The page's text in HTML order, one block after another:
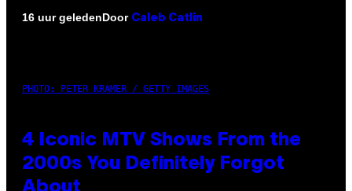
16 uur geledenDoor Caleb Catlin
PHOTO: PETER KRAMER / GETTY IMAGES
4 Iconic MTV Shows From the
2000s You Definitely Forgot
About